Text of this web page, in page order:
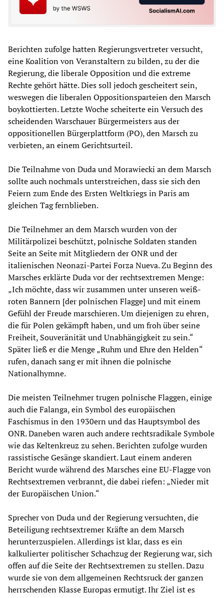
Berichten zufolge hatten Regierungsvertreter versucht,
eine Koalition von Veranstaltern zu bilden, zu der die
Regierung, die liberale Opposition und die extreme
Rechte gehört hätte. Dies soll jedoch gescheitert sein,
weswegen die liberalen Oppositionsparteien den Marsch
boykottierten. Letzte Woche scheiterte ein Versuch des
scheidenden Warschauer Bürgermeisters aus der
oppositionellen Bürgerplattform (PO), den Marsch zu
verbieten, an einem Gerichtsurteil.
Die Teilnahme von Duda und Morawiecki an dem Marsch
sollte auch nochmals unterstreichen, dass sie sich den
Feiern zum Ende des Ersten Weltkriegs in Paris am
gleichen Tag fernblieben.
Die Teilnehmer an dem Marsch wurden von der
Militärpolizei beschützt, polnische Soldaten standen
Seite an Seite mit Mitgliedern der ONR und der
italienischen Neonazi-Partei Forza Nueva. Zu Beginn des
Marsches erklärte Duda vor der rechtsextremen Menge:
„Ich möchte, dass wir zusammen unter unseren weiß-
roten Bannern [der polnischen Flagge] und mit einem
Gefühl der Freude marschieren. Um diejenigen zu ehren,
die für Polen gekämpft haben, und um froh über seine
Freiheit, Souveränität und Unabhängigkeit zu sein.“
Später ließ er die Menge „Ruhm und Ehre den Helden“
rufen, danach sang er mit ihnen die polnische
Nationalhymne.
Die meisten Teilnehmer trugen polnische Flaggen, einige
auch die Falanga, ein Symbol des europäischen
Faschismus in den 1930ern und das Hauptsymbol des
ONR. Daneben waren auch andere rechtsradikale Symbole
wie das Keltenkreuz zu sehen. Berichten zufolge wurden
rassistische Gesänge skandiert. Laut einem anderen
Bericht wurde während des Marsches eine EU-Flagge von
Rechtsextremen verbrannt, die dabei riefen: „Nieder mit
der Europäischen Union.“
Sprecher von Duda und der Regierung versuchten, die
Beteiligung rechtsextremer Kräfte an dem Marsch
herunterzuspielen. Allerdings ist klar, dass es ein
kalkulierter politischer Schachzug der Regierung war, sich
offen auf die Seite der Rechtsextremen zu stellen. Dazu
wurde sie von dem allgemeinen Rechtsruck der ganzen
herrschenden Klasse Europas ermutigt. Ihr Ziel ist es